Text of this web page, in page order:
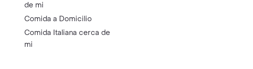
de mi
Comida a Domicilio
Comida Italiana cerca de
mi